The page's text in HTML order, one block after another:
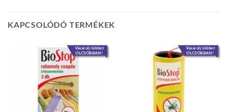
KAPCSOLÓDÓ TERMÉKEK
Vásárolj többet
OLCSÓBBAN!
Vásárolj többet
OLCSÓBBAN!